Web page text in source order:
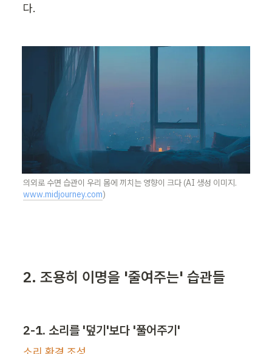
다.
www.midjourney.com)
2. 조용히 이명을 '줄여주는' 습관들
2-1. 소리를 '덮기'보다 '풀어주기'